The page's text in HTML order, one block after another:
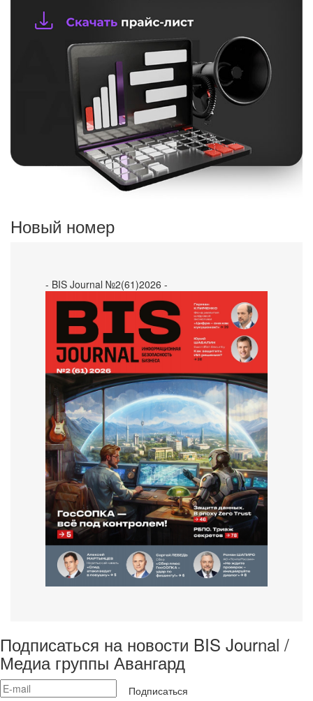
Новый номер
- BIS Journal №2(61)2026 -
Подписаться на новости BIS Journal /
Медиа группы Авангард
Подписаться